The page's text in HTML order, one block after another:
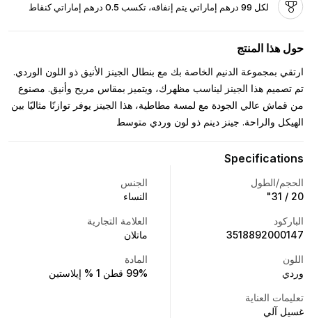
لكل 99 درهم إماراتي يتم إنفاقه، تكسب 0.5 درهم إماراتي كنقاط
حول هذا المنتج
ارتقي بمجموعة الدنيم الخاصة بك مع بنطال الجينز الأنيق ذو اللون الوردي.
تم تصميم هذا الجينز ليناسب مظهرك، ويتميز بمقاس مريح وأنيق. مصنوع
من قماش عالي الجودة مع لمسة مطاطية، هذا الجينز يوفر توازنًا مثاليًا بين
الهيكل والراحة. جينز دينم ذو لون وردي متوسط
Specifications
الحجم/الطول
20 / 31"
الجنس
النساء
الباركود
3518892000147
العلامة التجارية
ماتلان
اللون
وردي
المادة
99% قطن 1 % إيلاستين
تعليمات العناية
غسيل آلي